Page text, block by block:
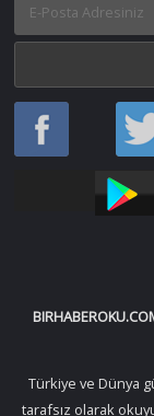
Haber
Oku
Türkiye ve Dünya
tarafsız olarak